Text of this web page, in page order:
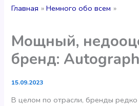
Главная Немного обо всем
Мощный,
бренд:
15.09.2023
В целом по отрасли, бренды редко